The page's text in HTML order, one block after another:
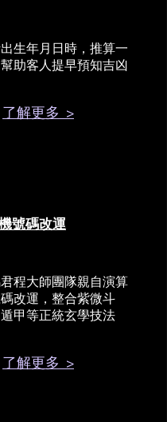
生年月日時，推算一
助客人提早預知吉凶
了解更多 >
號碼改運
程大師團隊親自演算
改運，整合紫微斗
甲等正統玄學技法
了解更多 >